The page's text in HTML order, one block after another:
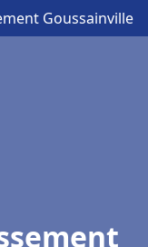
Goussainville